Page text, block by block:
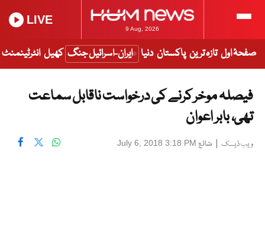
9 Aug, 2026
LIVE
صفحۂ اول تازہ ترین پاکستان دنیا ایران-اسرائیل جنگ کھیل انٹرٹینمنٹ
فیصلہ موخر کرنے کی درخواست ناقابل سماعت
تھی، بابر اعوان
ویب ڈیسک | شائع July 6, 2018 3:18 PM